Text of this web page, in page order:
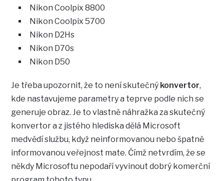
Nikon Coolpix 8800
Nikon Coolpix 5700
Nikon D2Hs
Nikon D70s
Nikon D50
Je třeba upozornit, že to není skutečný konvertor,
kde nastavujeme parametry a teprve podle nich se
generuje obraz. Je to vlastně náhražka za skutečný
konvertor a z jistého hlediska dělá Microsoft
medvědí službu, když neinformovanou nebo špatně
informovanou veřejnost mate. Čímž netvrdím, že se
někdy Microsoftu nepodaří vyvinout dobrý komerční